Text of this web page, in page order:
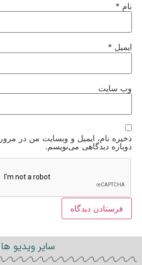
نام *
ایمیل *
وب‌ سایت
ذخیره نام، ایمیل و وبسایت من در
دوباره دیدگاهی می‌نویسم.
سایر ویدیو ها